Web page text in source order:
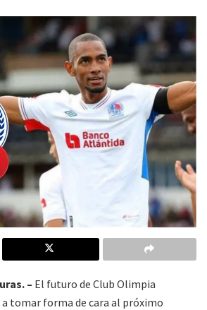
– El futuro de Club Olimpia
tomar forma de cara al próximo